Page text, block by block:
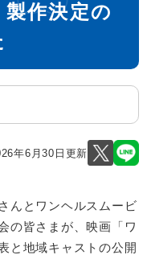
作決定の
年6月30日更新
んとワンヘルスムービ
の皆さまが、映画「ワ
と地域キャストの公開